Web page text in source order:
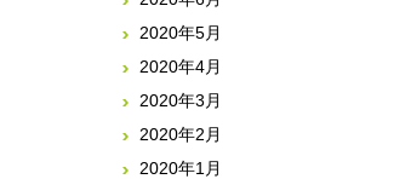
2020年5月
2020年4月
2020年3月
2020年2月
2020年1月